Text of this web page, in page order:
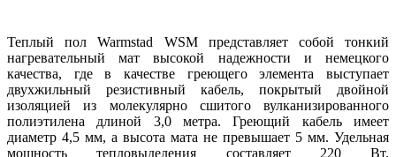
Теплый пол Warmstad WSM представляет собой тонкий
нагревательный мат высокой надежности и немецкого
качества, где в качестве греющего элемента выступает
двухжильный резистивный кабель, покрытый двойной
изоляцией из молекулярно сшитого вулканизированного
полиэтилена длиной 3,0 метра. Греющий кабель имеет
диаметр 4,5 мм, а высота мата не превышает 5 мм. Удельная
мощность тепловыделения составляет 220 Вт.